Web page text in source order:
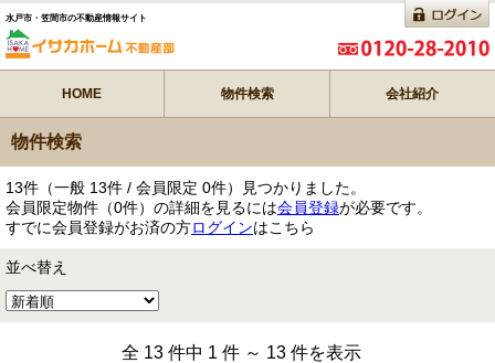
水戸市・笠間市の不動産情報サイト
HOME 物件検索 会社紹介
物件検索
13件（一般 13件 / 会員限定 0件）見つかりました。
会員限定物件（0件）の詳細を見るには会員登録が必要です。
すでに会員登録がお済の方ログインはこちら
並べ替え
全 13 件中 1 件 ～ 13 件を表示